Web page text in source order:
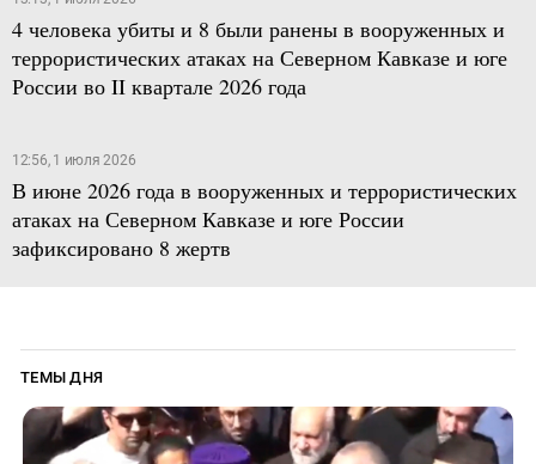
4 человека убиты и 8 были ранены в вооруженных и
террористических атаках на Северном Кавказе и юге
России во II квартале 2026 года
12:56, 1 июля 2026
В июне 2026 года в вооруженных и террористических
атаках на Северном Кавказе и юге России
зафиксировано 8 жертв
ТЕМЫ ДНЯ